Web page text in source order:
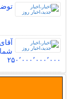
توضیح
۲۵۰٬۰۰۰٬۰۰۰٬۰۰۰